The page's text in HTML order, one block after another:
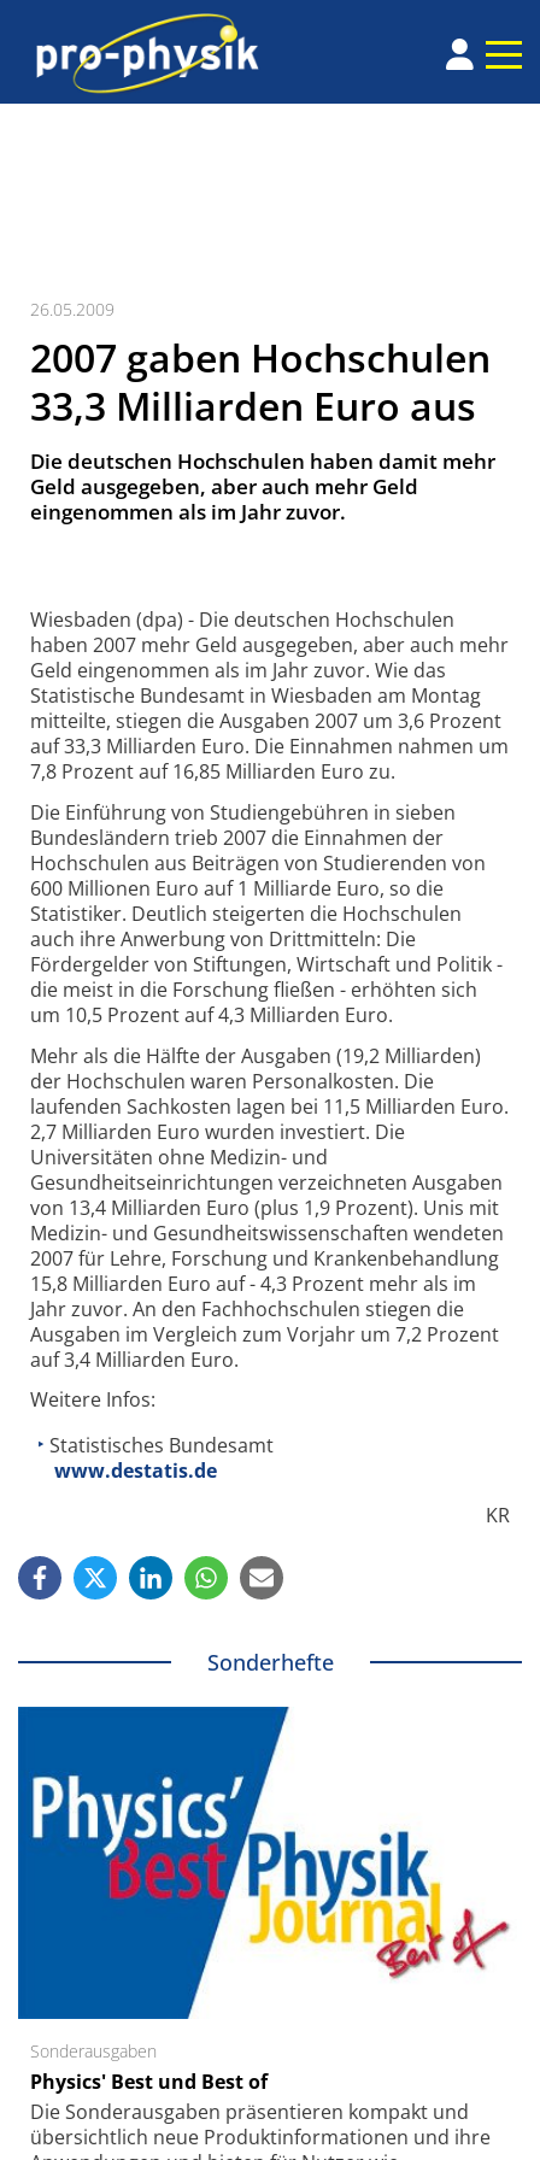
26.05.2009
2007 gaben Hochschulen
33,3 Milliarden Euro aus
Die deutschen Hochschulen haben damit mehr
Geld ausgegeben, aber auch mehr Geld
eingenommen als im Jahr zuvor.
Wiesbaden (dpa) - Die deutschen Hochschulen
haben 2007 mehr Geld ausgegeben, aber auch mehr
Geld eingenommen als im Jahr zuvor. Wie das
Statistische Bundesamt in Wiesbaden am Montag
mitteilte, stiegen die Ausgaben 2007 um 3,6 Prozent
auf 33,3 Milliarden Euro. Die Einnahmen nahmen um
7,8 Prozent auf 16,85 Milliarden Euro zu.
Die Einführung von Studiengebühren in sieben
Bundesländern trieb 2007 die Einnahmen der
Hochschulen aus Beiträgen von Studierenden von
600 Millionen Euro auf 1 Milliarde Euro, so die
Statistiker. Deutlich steigerten die Hochschulen
auch ihre Anwerbung von Drittmitteln: Die
Fördergelder von Stiftungen, Wirtschaft und Politik -
die meist in die Forschung fließen - erhöhten sich
um 10,5 Prozent auf 4,3 Milliarden Euro.
Mehr als die Hälfte der Ausgaben (19,2 Milliarden)
der Hochschulen waren Personalkosten. Die
laufenden Sachkosten lagen bei 11,5 Milliarden Euro.
2,7 Milliarden Euro wurden investiert. Die
Universitäten ohne Medizin- und
Gesundheitseinrichtungen verzeichneten Ausgaben
von 13,4 Milliarden Euro (plus 1,9 Prozent). Unis mit
Medizin- und Gesundheitswissenschaften wendeten
2007 für Lehre, Forschung und Krankenbehandlung
15,8 Milliarden Euro auf - 4,3 Prozent mehr als im
Jahr zuvor. An den Fachhochschulen stiegen die
Ausgaben im Vergleich zum Vorjahr um 7,2 Prozent
auf 3,4 Milliarden Euro.
Weitere Infos:
Statistisches Bundesamt
www.destatis.de
KR
Sonderhefte
Sonderausgaben
Physics' Best und Best of
Die Sonder­ausgaben präsentieren kompakt und
übersichtlich neue Produkt­informationen und ihre